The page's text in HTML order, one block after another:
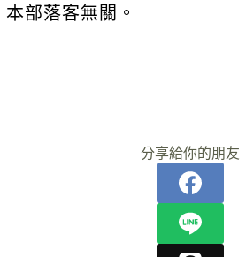
本部落客無關。
分享給你的朋友